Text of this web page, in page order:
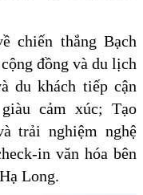
chiến thắng Bạch
đồng và du lịch
du khách tiếp cận
cảm xúc; Tạo
trải nghiệm nghệ
in văn hóa bên
Long.